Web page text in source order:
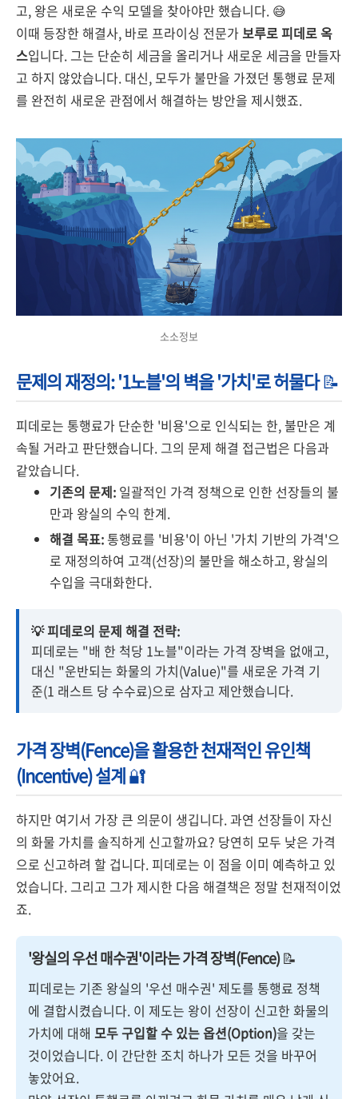
고, 왕은 새로운 수익 모델을 찾아야만 했습니다. 😅
이때 등장한 해결사, 바로 프라이싱 전문가보루로 피데로 옥
스입니다. 그는 단순히 세금을 올리거나 새로운 세금을 만들자
고 하지 않았습니다. 대신, 모두가 불만을 가졌던 통행료 문제
를 완전히 새로운 관점에서 해결하는 방안을 제시했죠.
소소정보
문제의 재정의: '1노블'의 벽을 '가치'로 허물다📝
피데로는 통행료가 단순한 '비용'으로 인식되는 한, 불만은 계
속될 거라고 판단했습니다. 그의 문제 해결 접근법은 다음과
같았습니다.
기존의 문제: 일괄적인 가격 정책으로 인한 선장들의 불
만과 왕실의 수익 한계.
해결 목표:통행료를 '비용'이 아닌 '가치 기반의 가격'으
로 재정의하여 고객(선장)의 불만을 해소하고, 왕실의
수입을 극대화한다.
💡 피데로의 문제 해결 전략:
피데로는 "배 한 척당 1노블"이라는 가격 장벽을 없애고,
대신 "운반되는 화물의 가치(Value)"를 새로운 가격 기
준(1 래스트 당 수수료)으로 삼자고 제안했습니다.
가격 장벽(Fence)을 활용한 천재적인 유인책
(Incentive) 설계🔐
하지만 여기서 가장 큰 의문이 생깁니다. 과연 선장들이 자신
의 화물 가치를 솔직하게 신고할까요? 당연히 모두 낮은 가격
으로 신고하려 할 겁니다. 피데로는 이 점을 이미 예측하고 있
었습니다. 그리고 그가 제시한 다음 해결책은 정말 천재적이었
죠.
'왕실의 우선 매수권'이라는 가격 장벽(Fence)📝
피데로는 기존 왕실의 '우선 매수권' 제도를 통행료 정책
에 결합시켰습니다. 이 제도는 왕이 선장이 신고한 화물의
가치에 대해 모두 구입할 수 있는 옵션(Option)을 갖는
것이었습니다. 이 간단한 조치 하나가 모든 것을 바꾸어
놓았어요.